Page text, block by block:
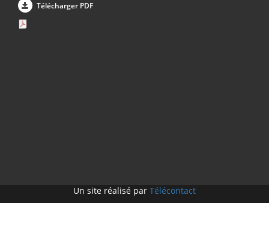
Télécharger PDF
Un site réalisé par Télécontact